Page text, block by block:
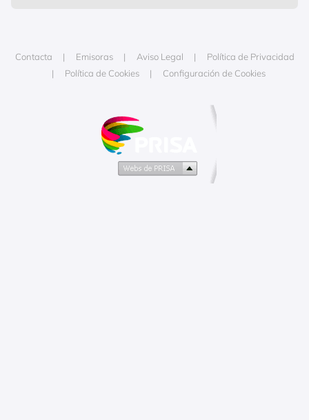
Contacta Emisoras Aviso Legal
Política de Privacidad
Política de Cookies
Configuración de Cookies